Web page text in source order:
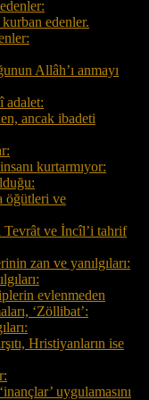
kurban edenler.
Allâh’ı anmayı
adalet:
ancak ibadeti
kurtarmıyor:
öğütleri ve
Tevrât ve İncîl’i tahrif
zan ve yanılgıları:
evlenmeden
‘Zöllibat’:
Hristiyanların ise
uygulamasını